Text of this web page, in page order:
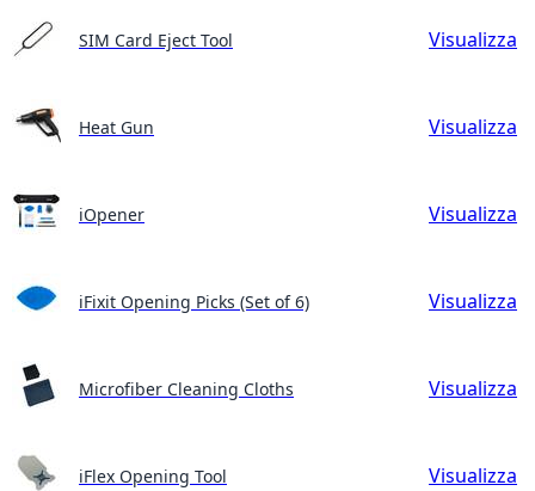
SIM Card Eject Tool Visualizza
Heat Gun Visualizza
iOpener Visualizza
iFixit Opening Picks (Set of 6) Visualizza
Microfiber Cleaning Cloths Visualizza
iFlex Opening Tool Visualizza